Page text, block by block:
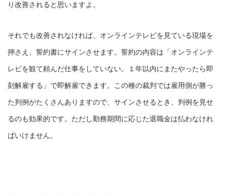
り改善されると思いますよ。
それでも改善されなければ、オンラインテレビを見ている現場を
押さえ、誓約書にサインさせます。誓約の内容は「オンラインテ
レビを観て頼んだ仕事をしていない。１年以内にまたやったら即
刻解雇する」で即解雇できます。この種の裁判では雇用側が勝っ
た判例がたくさんありますので、サインさせるとき、判例を見せ
るのも効果的です。ただし勤務期間に応じた退職金は払わなけれ
ばいけません。